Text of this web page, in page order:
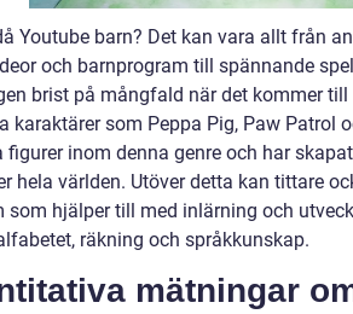
Youtube barn? Det kan vara allt från
och barnprogram till spännande
brist på mångfald när det kommer
karaktärer som Peppa Pig, Paw Patrol
figurer inom denna genre och har
hela världen. Utöver detta kan tittare
som hjälper till med inlärning och
räkning och språkkunskap.
mätningar